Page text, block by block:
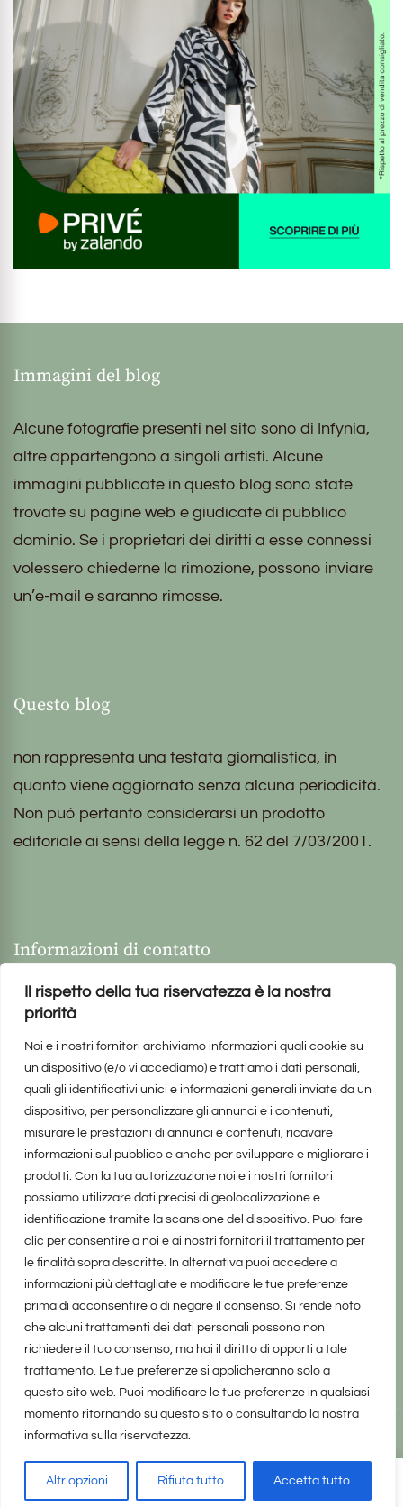
Il rispetto della tua riservatezza è la nostra
priorità
Noi e i nostri fornitori archiviamo informazioni quali cookie su
un dispositivo (e/o vi accediamo) e trattiamo i dati personali,
quali gli identificativi unici e informazioni generali inviate da un
dispositivo, per personalizzare gli annunci e i contenuti,
misurare le prestazioni di annunci e contenuti, ricavare
informazioni sul pubblico e anche per sviluppare e migliorare i
prodotti. Con la tua autorizzazione noi e i nostri fornitori
possiamo utilizzare dati precisi di geolocalizzazione e
identificazione tramite la scansione del dispositivo. Puoi fare
clic per consentire a noi e ai nostri fornitori il trattamento per
le finalità sopra descritte. In alternativa puoi accedere a
informazioni più dettagliate e modificare le tue preferenze
prima di acconsentire o di negare il consenso. Si rende noto
che alcuni trattamenti dei dati personali possono non
richiedere il tuo consenso, ma hai il diritto di opporti a tale
trattamento. Le tue preferenze si applicheranno solo a
questo sito web. Puoi modificare le tue preferenze in qualsiasi
momento ritornando su questo sito o consultando la nostra
informativa sulla riservatezza.
Altr opzioni Rifiuta tutto Accetta tutto
Share Leave a Commenton 61
Immagini del blog
Alcune fotografie presenti nel sito sono di Infynia,
altre appartengono a singoli artisti. Alcune
immagini pubblicate in questo blog sono state
trovate su pagine web e giudicate di pubblico
dominio. Se i proprietari dei diritti a esse connessi
volessero chiederne la rimozione, possono inviare
un’e-mail e saranno rimosse.
Questo blog
non rappresenta una testata giornalistica, in
quanto viene aggiornato senza alcuna periodicità.
Non può pertanto considerarsi un prodotto
editoriale ai sensi della legge n. 62 del 7/03/2001.
Informazioni di contatto
realizzato da Marina Galatioto©2025 tutti i diritti riservati -
Privacy Policy
Privacy Policy